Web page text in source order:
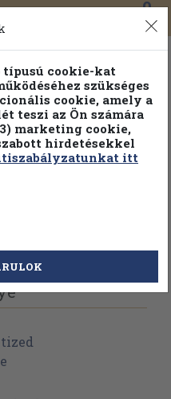
0
Válasszon példányt
típusú cookie-kat
szükséges
cookie, amely a
teszi az Ön számára
marketing cookie,
hirdetésekkel
itt